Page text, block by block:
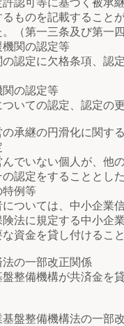
認可等に基づく被承
ものを記載すること
（第一三条及び第一
関の認定等
認定に欠格条項、認
の認定等
いての認定、認定の
承継の円滑化に関す
でいない個人が、他
認定をすることとし
例等
ついては、中小企業
法に規定する中小企
資金を貸し付けるこ
の一部改正関係
整備機構が共済金を
盤整備機構法の一部